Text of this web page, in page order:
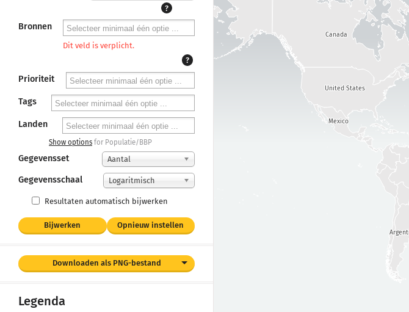
?
Bronnen
Dit veld is verplicht.
?
Prioriteit
Tags
Landen
Show options for Populatie/BBP
Gegevensset Aantal
Gegevensschaal Logaritmisch
Resultaten automatisch bijwerken
Bijwerken Opnieuw instellen
Downloaden als PNG-bestand
Legenda
United States
Canada
Mexico